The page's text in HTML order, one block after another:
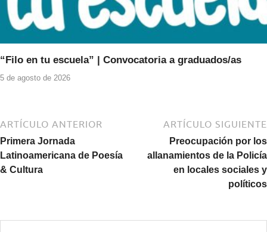
“Filo en tu escuela” | Convocatoria a graduados/as
5 de agosto de 2026
ARTÍCULO ANTERIOR
Primera Jornada
Latinoamericana de Poesía
& Cultura
ARTÍCULO SIGUIENTE
Preocupación por los
allanamientos de la Policía
en locales sociales y
políticos